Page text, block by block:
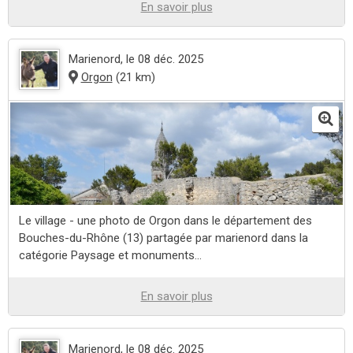
En savoir plus
Marienord, le 08 déc. 2025
Orgon (21 km)
Le village - une photo de Orgon dans le département des
Bouches-du-Rhône (13) partagée par marienord dans la
catégorie Paysage et monuments...
En savoir plus
Marienord, le 08 déc. 2025